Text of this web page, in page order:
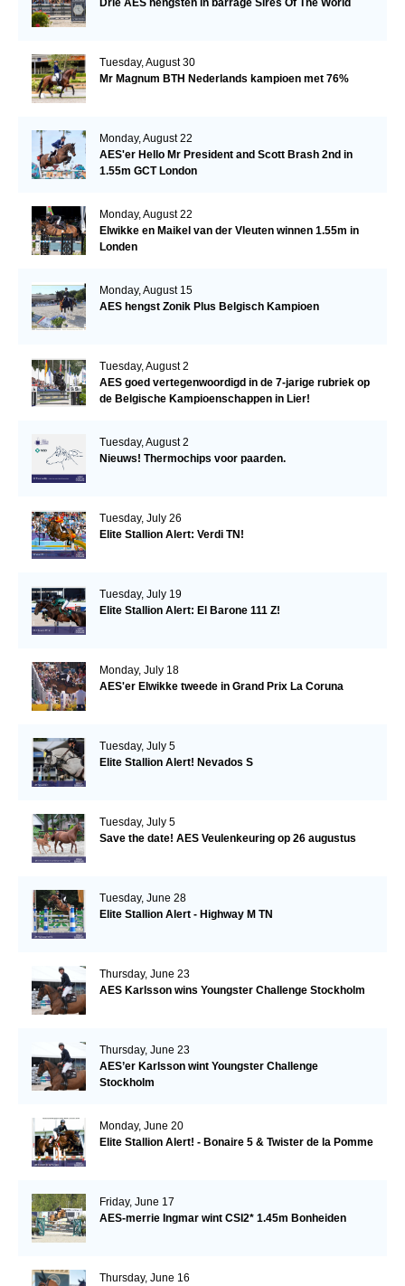
Tuesday, August 30
Mr Magnum BTH Nederlands kampioen met 76%
Monday, August 22
AES'er Hello Mr President and Scott Brash 2nd in
1.55m GCT London
Monday, August 22
Elwikke en Maikel van der Vleuten winnen 1.55m in
Londen
Monday, August 15
AES hengst Zonik Plus Belgisch Kampioen
Tuesday, August 2
AES goed vertegenwoordigd in de 7-jarige rubriek op
de Belgische Kampioenschappen in Lier!
Tuesday, August 2
Nieuws! Thermochips voor paarden.
Tuesday, July 26
Elite Stallion Alert: Verdi TN!
Tuesday, July 19
Elite Stallion Alert: El Barone 111 Z!
Monday, July 18
AES'er Elwikke tweede in Grand Prix La Coruna
Tuesday, July 5
Elite Stallion Alert! Nevados S
Tuesday, July 5
Save the date! AES Veulenkeuring op 26 augustus
Tuesday, June 28
Elite Stallion Alert - Highway M TN
Thursday, June 23
AES Karlsson wins Youngster Challenge Stockholm
Thursday, June 23
AES’er Karlsson wint Youngster Challenge
Stockholm
Monday, June 20
Elite Stallion Alert! - Bonaire 5 & Twister de la Pomme
Friday, June 17
AES-merrie Ingmar wint CSI2* 1.45m Bonheiden
Thursday, June 16